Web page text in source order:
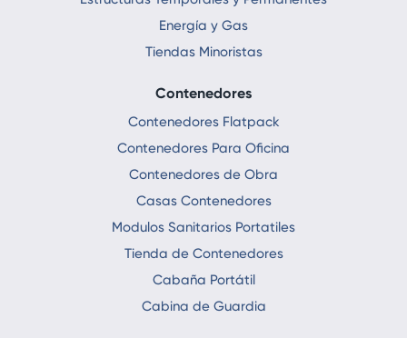
Energía y Gas
Tiendas Minoristas
Contenedores
Contenedores Flatpack
Contenedores Para Oficina
Contenedores de Obra
Casas Contenedores
Modulos Sanitarios Portatiles
Tienda de Contenedores
Cabaña Portátil
Cabina de Guardia